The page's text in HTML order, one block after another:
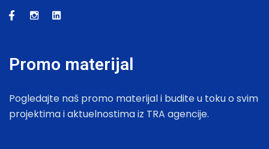
Promo materijal
Pogledajte naš promo materijal i budite u toku o svim
projektima i aktuelnostima iz TRA agencije.